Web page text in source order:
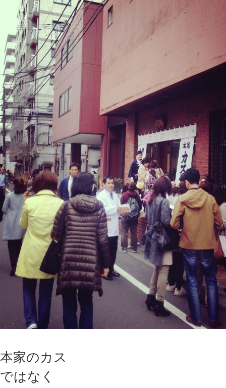
本家のカス
ではなく